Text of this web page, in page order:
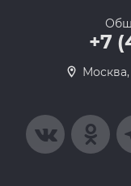
+7
Москва,